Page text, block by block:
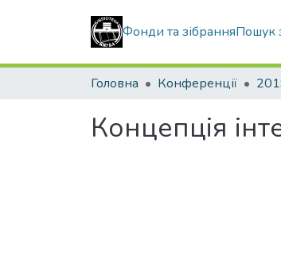
Фонди та зібранняПошук
Головна Конференції
Концепція